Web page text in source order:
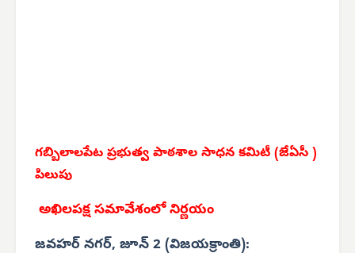
గబ్బిలాలపేట ప్రభుత్వ పాఠశాల సాధన కమిటీ (జేఏసీ )
పిలుపు
అఖిలపక్ష సమావేశంలో నిర్ణయం
జవహర్ నగర్, జూన్ 2 (విజయక్రాంతి):